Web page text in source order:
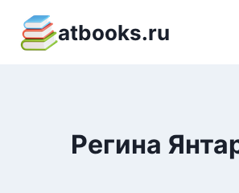
содержимому
atbooks.ru
Регина